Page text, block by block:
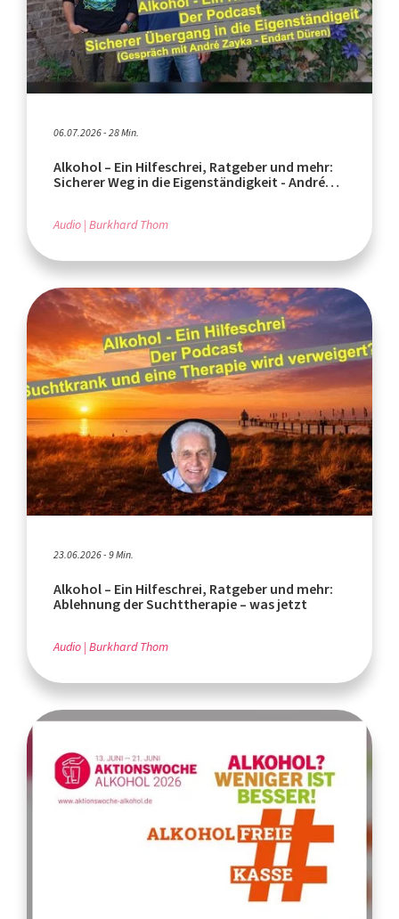
06.07.2026 - 28 Min.
Alkohol – Ein Hilfeschrei, Ratgeber und mehr:
Sicherer Weg in die Eigenständigkeit - André
Audio Burkhard Thom
23.06.2026 - 9 Min.
Alkohol – Ein Hilfeschrei, Ratgeber und mehr:
Ablehnung der Suchttherapie – was jetzt
Audio Burkhard Thom